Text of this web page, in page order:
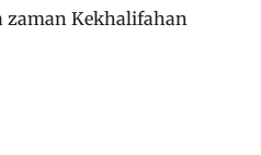
zaman Kekhalifahan